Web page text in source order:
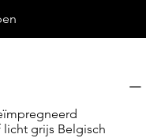
licht grijs Belgisch